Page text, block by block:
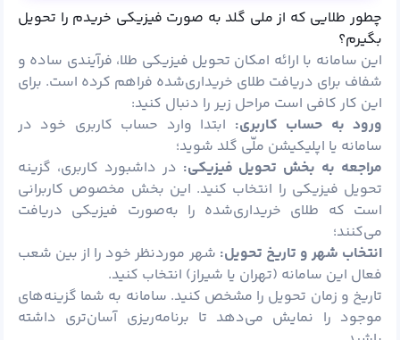
چطور طلایی که از ملی گلد به صورت فیزیکی خریدم را تحویل
بگیرم؟
این سامانه با ارائه امکان تحویل فیزیکی طلا، فرآیندی ساده و
شفاف برای دریافت طلای خریداری‌شده فراهم کرده است. برای
این کار کافی است مراحل زیر را دنبال کنید:
ورود به حساب کاربری: ابتدا وارد حساب کاربری خود در
سامانه یا اپلیکیشن ملّی گلد شوید؛
مراجعه به بخش تحویل فیزیکی: در داشبورد کاربری، گزینه
تحویل فیزیکی را انتخاب کنید. این بخش مخصوص کاربرانی
است که طلای خریداری‌شده را به‌صورت فیزیکی دریافت
می‌کنند؛
انتخاب شهر و تاریخ تحویل: شهر موردنظر خود را از بین شعب
فعال این سامانه (تهران یا شیراز) انتخاب کنید.
تاریخ و زمان تحویل را مشخص کنید. سامانه به شما گزینه‌های
موجود را نمایش می‌دهد تا برنامه‌ریزی آسان‌تری داشته